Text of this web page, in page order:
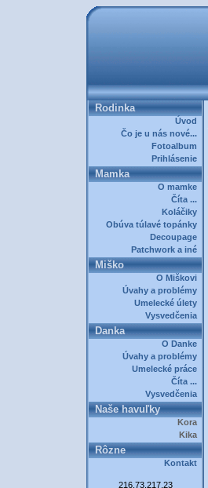
Rodinka
Úvod
Čo je u nás nové...
Fotoalbum
Prihlásenie
Mamka
O mamke
Číta ...
Koláčiky
Obúva túlavé topánky
Decoupage
Patchwork a iné
Miško
O Miškovi
Úvahy a problémy
Umelecké úlety
Vysvedčenia
Danka
O Danke
Úvahy a problémy
Umelecké práce
Číta ...
Vysvedčenia
Naše havuľky
Kora
Kika
Rôzne
Kontakt
216.73.217.23